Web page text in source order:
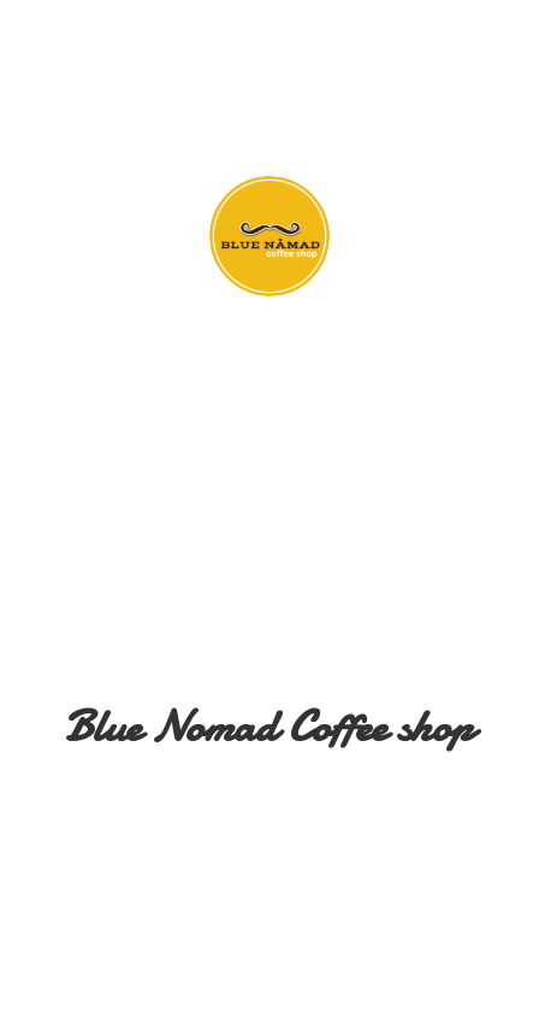
Blue NomadCoffee shop